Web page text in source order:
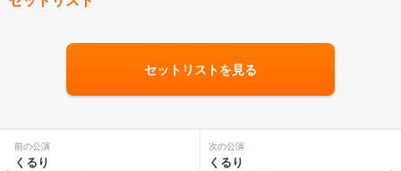
セットリストを見る
前の公演
くるり
次の公演
くるり